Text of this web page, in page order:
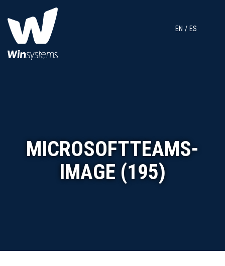
EN ES
MICROSOFTTEAMS-
IMAGE (195)